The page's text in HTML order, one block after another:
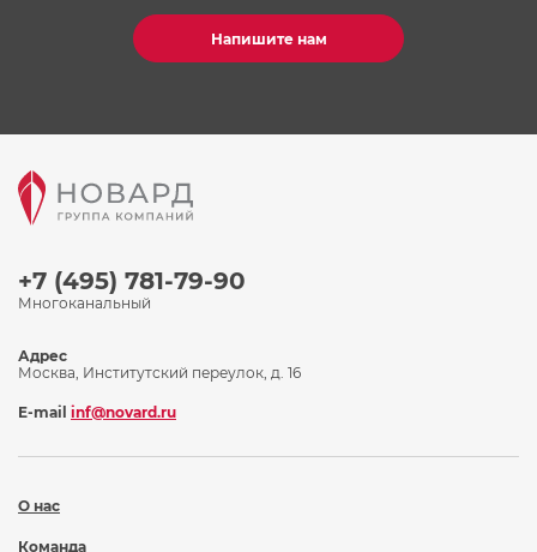
Напишите нам
+7 (495) 781-79-90
Многоканальный
О нас
Команда
Адрес
Москва, Институтский переулок, д. 16
E-mail inf@novard.ru